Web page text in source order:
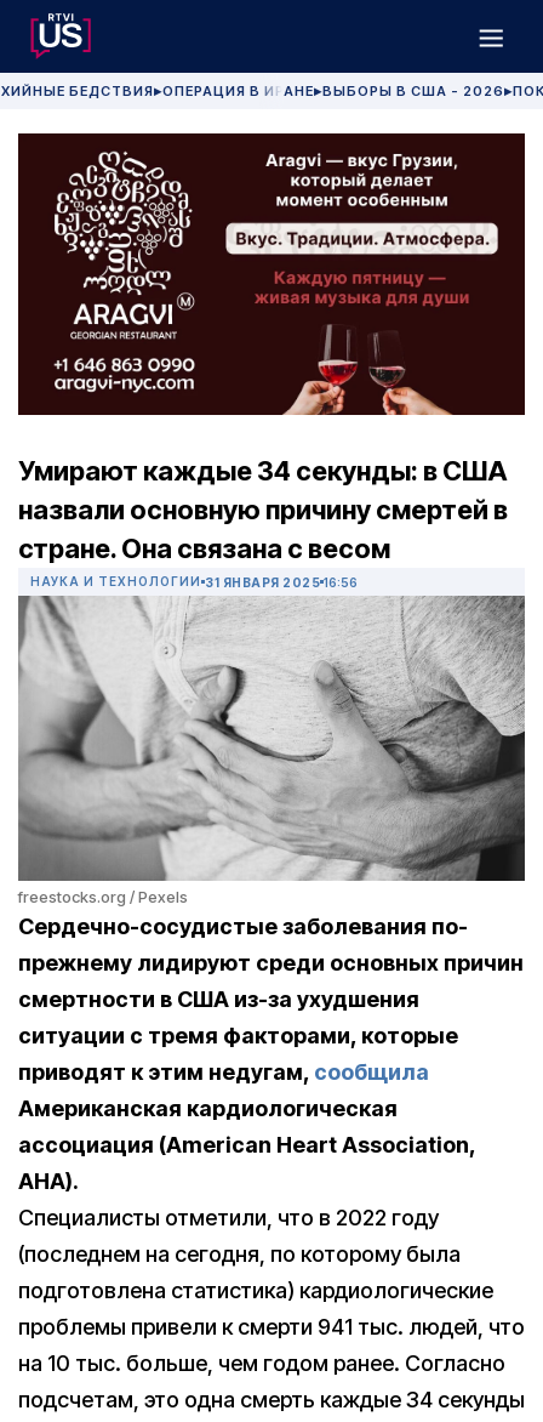
БЕДСТВИЯ▶ОПЕРАЦИЯ В ИРАНЕ▶ВЫБОРЫ В США - 2026 ▶
Умирают каждые 34 секунды: в США
назвали основную причину смертей в
стране. Она связана с весом
НАУКА И ТЕХНОЛОГИИ 31 ЯНВАРЯ 2025 16:56
freestocks.org / Pexels
Сердечно-сосудистые заболевания по-
прежнему лидируют среди основных причин
смертности в США из-за ухудшения
ситуации с тремя факторами, которые
приводят к этим недугам, сообщила
Американская кардиологическая
ассоциация (American Heart Association,
AHA).
Специалисты отметили, что в 2022 году
(последнем на сегодня, по которому была
подготовлена статистика) кардиологические
проблемы привели к смерти 941 тыс. людей, что
на 10 тыс. больше, чем годом ранее. Согласно
подсчетам, это одна смерть каждые 34 секунды